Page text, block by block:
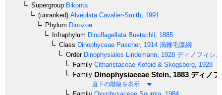
Supergroup Bikonta
(unranked) Alveolata Cavalier-Smith, 1991
Phylum Dinozoa
Infraphylum Dinoflagellata Buetschli, 1885
Class Dinophyceae Pascher, 1914 渦鞭毛藻綱
OrderDinophysiales Lindemann, 1928 ディノフィシ
Family Citharistaceae Kofoid & Skogsberg, 1928
Family Dinophysiaceae Stein, 1883 ディノ
直下の階級を表示